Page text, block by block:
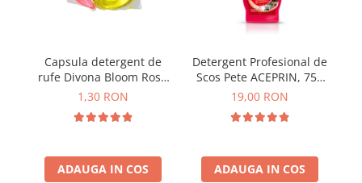
Absorbanti de Umiditate & Rezerve
Solutii curatare mobila
Vopsea Par
Ingrijire corp
Ingrijire Urechi
Capsula detergent de
rufe Divona Bloom Rose
Pine 5 in 1
1,30 RON
ADAUGA IN COS
Detergent Profesional de
Scos Pete ACEPRIN, 750
ml
19,00 RON
ADAUGA IN COS